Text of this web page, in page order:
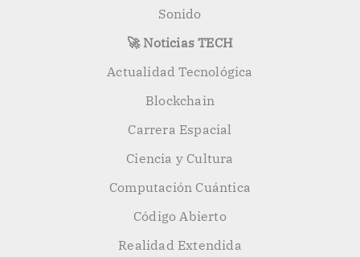
Sonido
🚀 Noticias TECH
Actualidad Tecnológica
Blockchain
Carrera Espacial
Ciencia y Cultura
Computación Cuántica
Código Abierto
Realidad Extendida